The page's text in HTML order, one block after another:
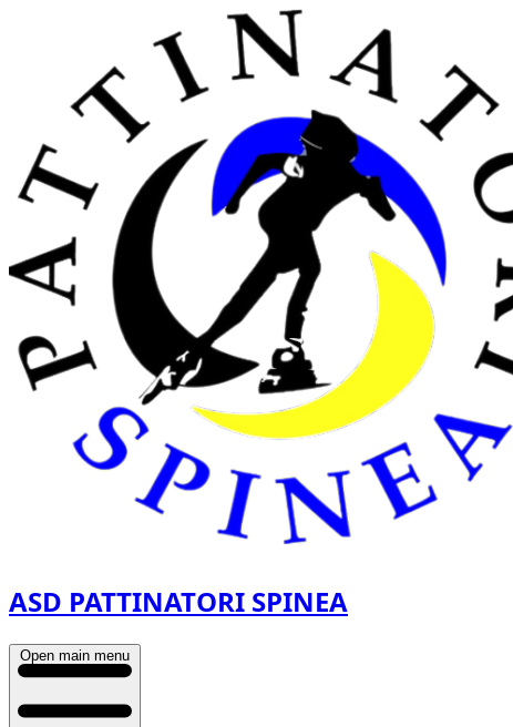
ASD PATTINATORI SPINEA
Open main menu